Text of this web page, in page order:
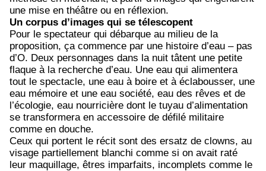
une mise en théâtre ou en réflexion.
Un corpus d’images qui se télescopent
Pour le spectateur qui débarque au milieu de la
proposition, ça commence par une histoire d’eau – pas
d’O. Deux personnages dans la nuit tâtent une petite
flaque à la recherche d’eau. Une eau qui alimentera
tout le spectacle, une eau à boire et à éclabousser, une
eau mémoire et une eau société, eau des rêves et de
l’écologie, eau nourricière dont le tuyau d’alimentation
se transformera en accessoire de défilé militaire
comme en douche.
Ceux qui portent le récit sont des ersatz de clowns, au
visage partiellement blanchi comme si on avait raté
leur maquillage, êtres imparfaits, incomplets comme le